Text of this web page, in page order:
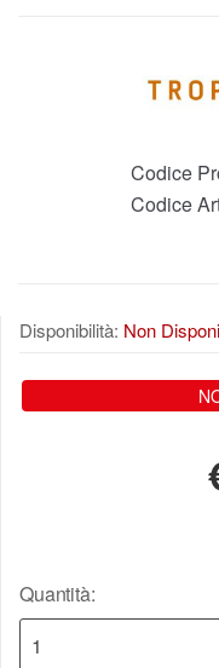
Codice
Codice
Disponibilità: Non
Quantità: